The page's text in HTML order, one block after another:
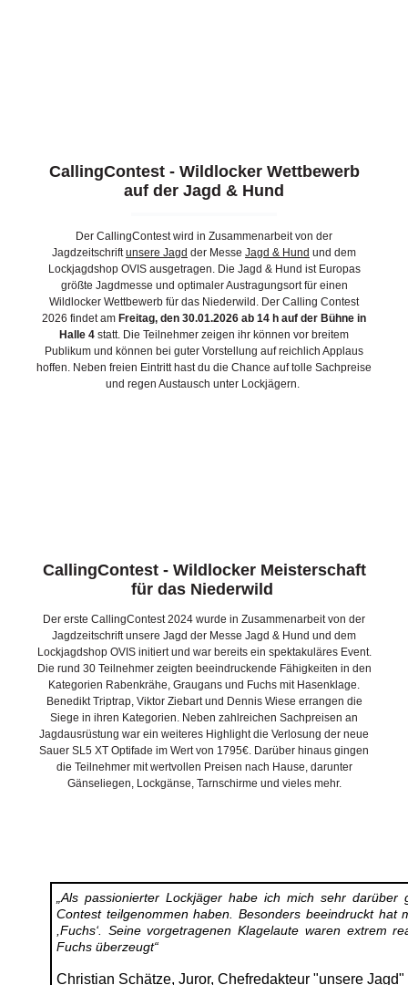
CallingContest - Wildlocker Wettbewerb
auf der Jagd & Hund
Der CallingContest wird in Zusammenarbeit von der
Jagdzeitschriftunsere Jagd der Messe Jagd & Hund und dem
Lockjagdshop OVIS ausgetragen. Die Jagd & Hund ist Europas
größte Jagdmesse und optimaler Austragungsort für einen
Wildlocker Wettbewerb für das Niederwild. Der Calling Contest
2026 findet am Freitag, den 30.01.2026 ab 14 h auf der Bühne in
Halle 4 statt. Die Teilnehmer zeigen ihr können vor breitem
Publikum und können bei guter Vorstellung auf reichlich Applaus
hoffen. Neben freien Eintritt hast du die Chance auf tolle Sachpreise
und regen Austausch unter Lockjägern.
CallingContest - Wildlocker Meisterschaft
für das Niederwild
Der erste CallingContest 2024 wurde in Zusammenarbeit von der
Jagdzeitschrift unsere Jagd der Messe Jagd & Hund und dem
Lockjagdshop OVIS initiert und war bereits ein spektakuläres Event.
Die rund 30 Teilnehmer zeigten beeindruckende Fähigkeiten in den
Kategorien Rabenkrähe, Graugans und Fuchs mit Hasenklage.
Benedikt Triptrap, Viktor Ziebart und Dennis Wiese errangen die
Siege in ihren Kategorien. Neben zahlreichen Sachpreisen an
Jagdausrüstung war ein weiteres Highlight die Verlosung der neue
Sauer SL5 XT Optifade im Wert von 1795€. Darüber hinaus gingen
die Teilnehmer mit wertvollen Preisen nach Hause, darunter
Gänseliegen, Lockgänse, Tarnschirme und vieles mehr.
„Als passionierter Lockjäger habe ich mich sehr
Contest teilgenommen haben. Besonders beeindruckt hat
,Fuchs‘. Seine vorgetragenen Klagelaute waren extrem
Fuchs überzeugt“
Christian Schätze, Juror, Chefredakteur "unsere Jagd"